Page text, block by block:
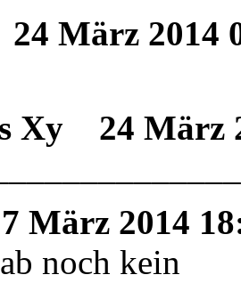
24 März 2014
Xy
24 März
März 2014
noch kein